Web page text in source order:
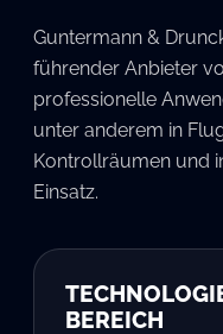
Guntermann &
führender Anbieter
professionelle
unter anderem in
Kontrollräumen und
Einsatz.
BEREICH